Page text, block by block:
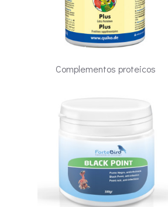
Complementos proteicos